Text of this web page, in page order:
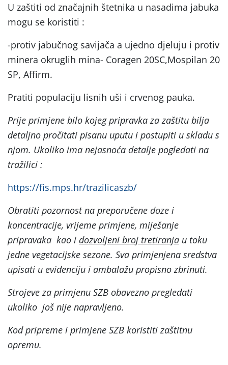
U zaštiti od značajnih štetnika u nasadima jabuka
mogu se koristiti :
-protiv jabučnog savijača a ujedno djeluju i protiv
minera okruglih mina- Coragen 20SC,Mospilan 20
SP, Affirm.
Pratiti populaciju lisnih uši i crvenog pauka.
Prije primjene bilo kojeg pripravka za zaštitu bilja
detaljno pročitati pisanu uputu i postupiti u skladu s
njom. Ukoliko ima nejasnoća detalje pogledati na
tražilici :
https://fis.mps.hr/trazilicaszb/
Obratiti pozornost na preporučene doze i
koncentracije, vrijeme primjene, miješanje
pripravaka kao i dozvoljeni broj tretiranja u toku
jedne vegetacijske sezone. Sva primjenjena sredstva
upisati u evidenciju i ambalažu propisno zbrinuti.
Strojeve za primjenu SZB obavezno pregledati
ukoliko još nije napravljeno.
Kod pripreme i primjene SZB koristiti zaštitnu
opremu.